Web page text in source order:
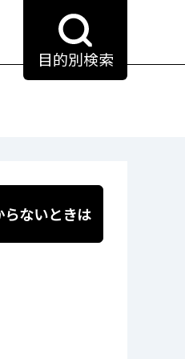
目的別検索
ないときは